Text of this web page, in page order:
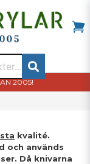
2005!
kvalité.
och används
Då knivarna